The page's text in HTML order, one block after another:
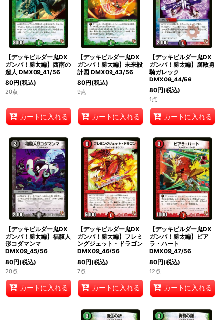
【デッキビルダー鬼DX
ガンバ！勝太編】西南の
超人 DMX09_41/56
80円(税込)
20点
カートに入れる
【デッキビルダー鬼DX
ガンバ！勝太編】未来設
計図 DMX09_43/56
80円(税込)
9点
カートに入れる
【デッキビルダー鬼DX
ガンバ！勝太編】腐敗勇
騎ガレック
DMX09_44/56
80円(税込)
1点
カートに入れる
【デッキビルダー鬼DX
ガンバ！勝太編】福腹人
形コダマンマ
DMX09_45/56
80円(税込)
20点
カートに入れる
【デッキビルダー鬼DX
ガンバ！勝太編】フレミ
ングジェット・ドラゴン
DMX09_46/56
80円(税込)
7点
カートに入れる
【デッキビルダー鬼DX
ガンバ！勝太編】ピア
ラ・ハート
DMX09_47/56
80円(税込)
12点
カートに入れる